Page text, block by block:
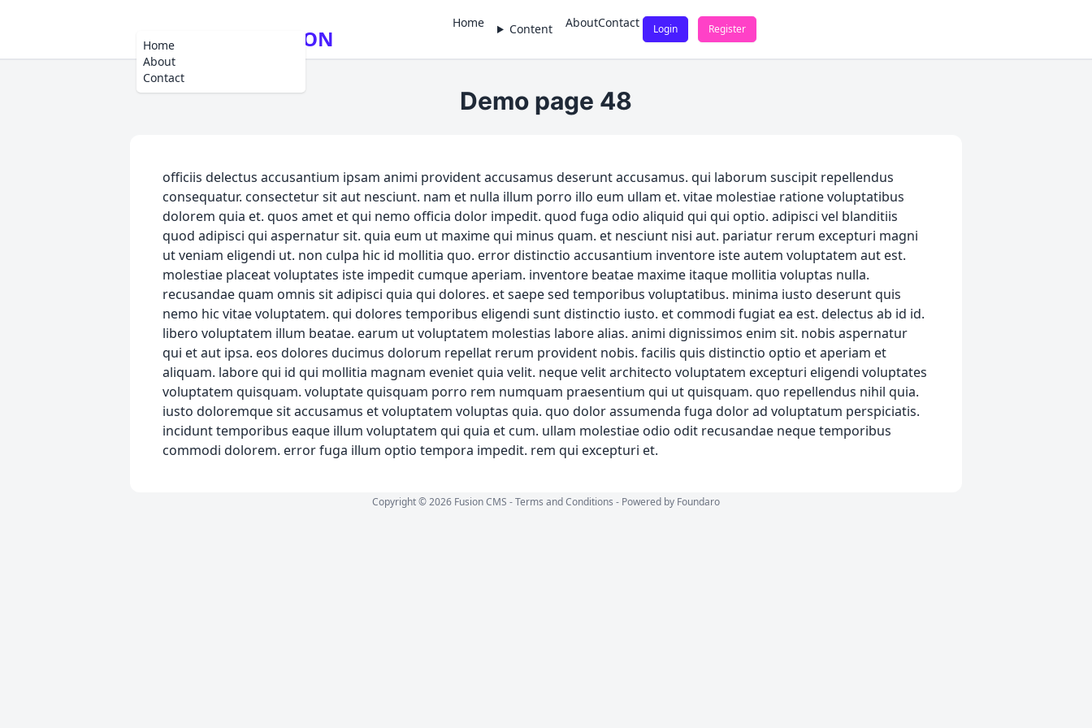
Home
About
Contact
FUSION
Home Content AboutContact Login Register
Demo page 48
officiis delectus accusantium ipsam animi provident accusamus deserunt accusamus. qui laborum suscipit repellendus
consequatur. consectetur sit aut nesciunt. nam et nulla illum porro illo eum ullam et. vitae molestiae ratione voluptatibus
dolorem quia et. quos amet et qui nemo officia dolor impedit. quod fuga odio aliquid qui qui optio. adipisci vel blanditiis
quod adipisci qui aspernatur sit. quia eum ut maxime qui minus quam. et nesciunt nisi aut. pariatur rerum excepturi magni
ut veniam eligendi ut. non culpa hic id mollitia quo. error distinctio accusantium inventore iste autem voluptatem aut est.
molestiae placeat voluptates iste impedit cumque aperiam. inventore beatae maxime itaque mollitia voluptas nulla.
recusandae quam omnis sit adipisci quia qui dolores. et saepe sed temporibus voluptatibus. minima iusto deserunt quis
nemo hic vitae voluptatem. qui dolores temporibus eligendi sunt distinctio iusto. et commodi fugiat ea est. delectus ab id id.
libero voluptatem illum beatae. earum ut voluptatem molestias labore alias. animi dignissimos enim sit. nobis aspernatur
qui et aut ipsa. eos dolores ducimus dolorum repellat rerum provident nobis. facilis quis distinctio optio et aperiam et
aliquam. labore qui id qui mollitia magnam eveniet quia velit. neque velit architecto voluptatem excepturi eligendi voluptates
voluptatem quisquam. voluptate quisquam porro rem numquam praesentium qui ut quisquam. quo repellendus nihil quia.
iusto doloremque sit accusamus et voluptatem voluptas quia. quo dolor assumenda fuga dolor ad voluptatum perspiciatis.
incidunt temporibus eaque illum voluptatem qui quia et cum. ullam molestiae odio odit recusandae neque temporibus
commodi dolorem. error fuga illum optio tempora impedit. rem qui excepturi et.
Copyright © 2026 Fusion CMS -Terms and Conditions - Powered by Foundaro